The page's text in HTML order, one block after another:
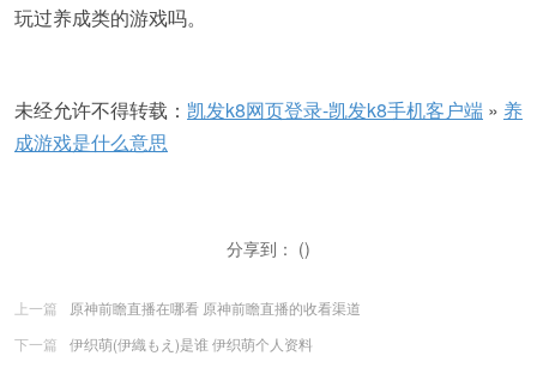
玩过养成类的游戏吗。
未经允许不得转载： 凯发k8网页登录-凯发k8手机客户端 » 养
成游戏是什么意思
分享到： ()
上一篇
原神前瞻直播在哪看 原神前瞻直播的收看渠道
下一篇
伊织萌(伊織もえ)是谁 伊织萌个人资料